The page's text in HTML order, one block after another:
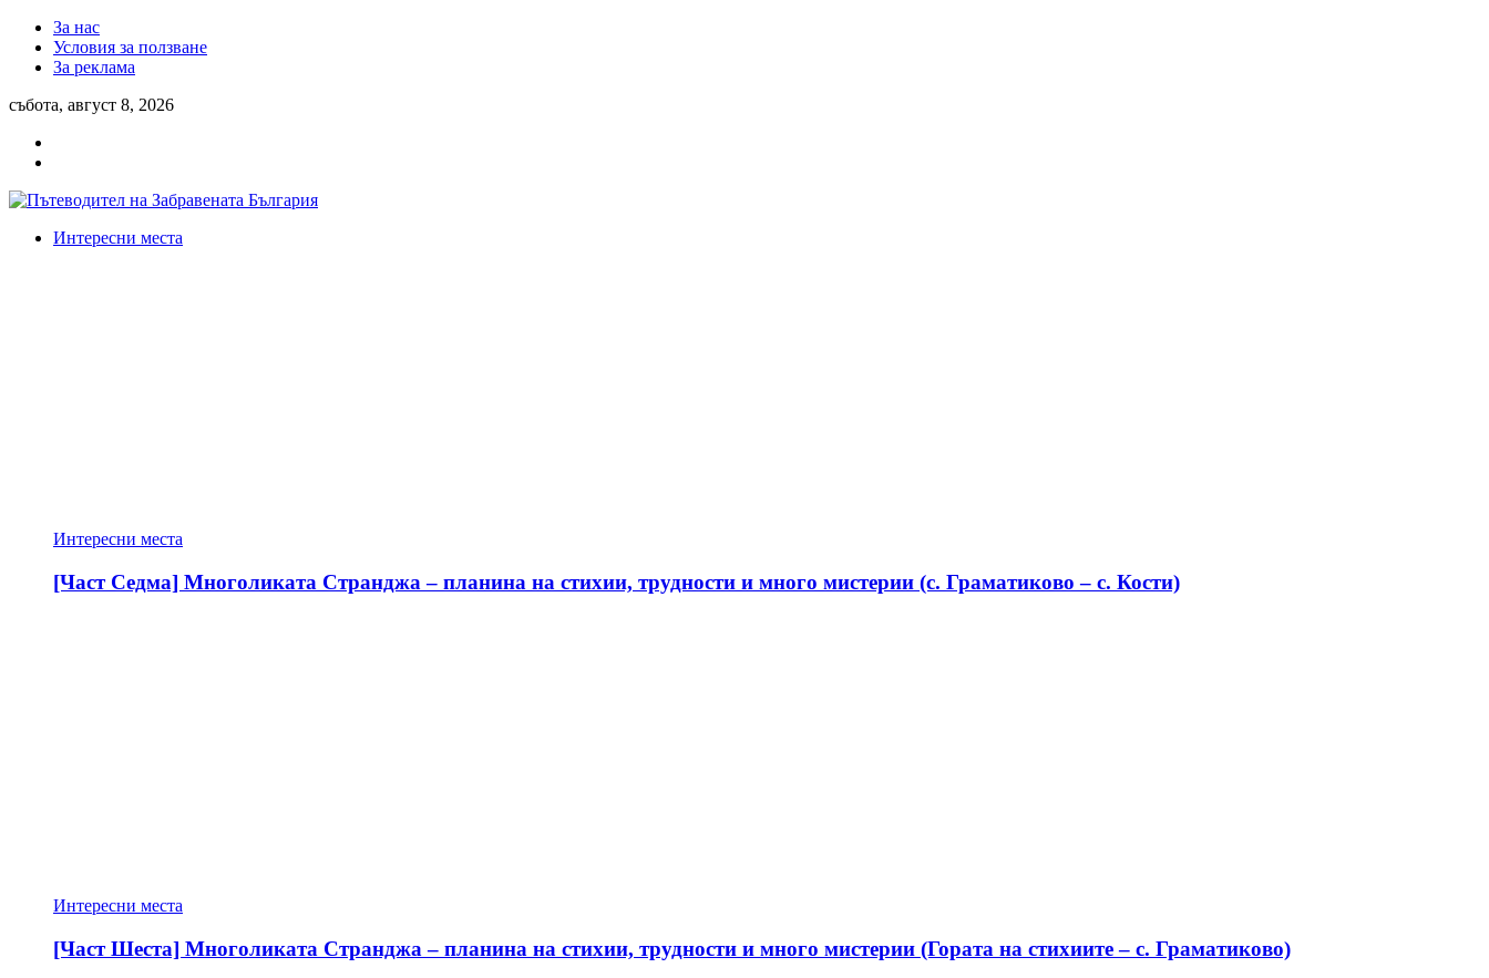
За нас
Условия за ползване
За реклама
събота, август 8, 2026
Интересни места
Интересни места
[Част Седма] Многоликата Странджа – планина на стихии, трудности и много мистерии (с. Граматиково – с. Кости)
Интересни места
[Част Шеста] Многоликата Странджа – планина на стихии, трудности и много мистерии (Гората на стихиите – с. Граматиково)